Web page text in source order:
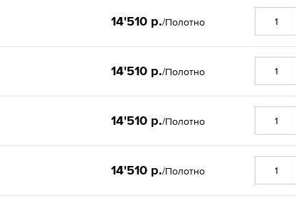
14'510 р./Полотно
14'510 р./Полотно
14'510 р./Полотно
14'510 р./Полотно